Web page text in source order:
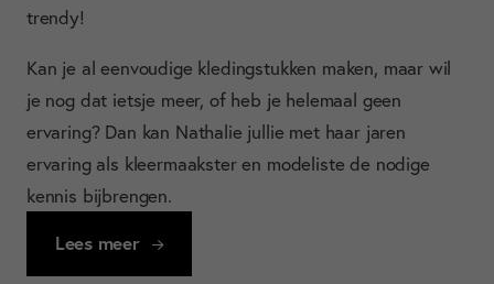
trendy!
Kan je al eenvoudige kledingstukken maken, maar wil
je nog dat ietsje meer, of heb je helemaal geen
ervaring? Dan kan Nathalie jullie met haar jaren
ervaring als kleermaakster en modeliste de nodige
kennis bijbrengen.
Lees meer